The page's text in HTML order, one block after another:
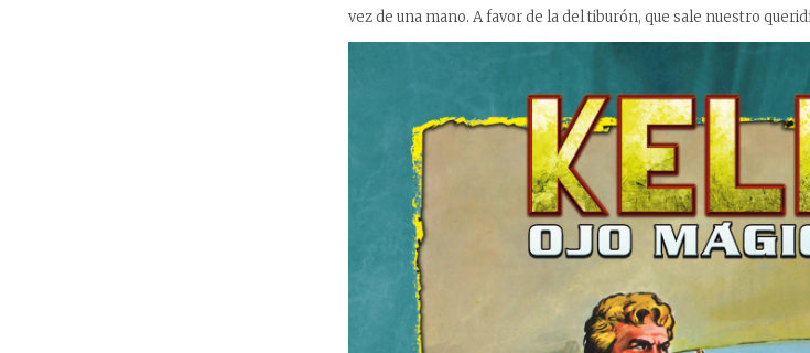
vez de una mano. A favor de la del tiburón, que sale nuestro